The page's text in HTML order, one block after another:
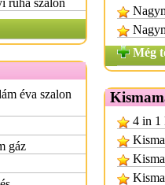
ruha szalon
éva szalon
gáz
Még
4 in 1